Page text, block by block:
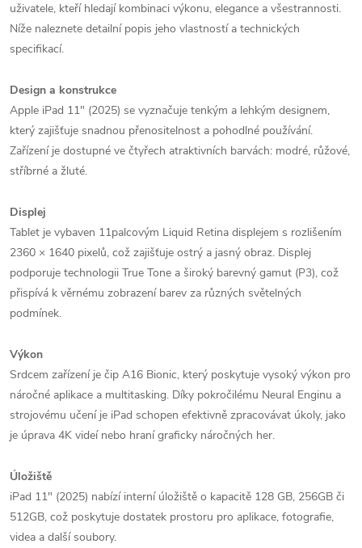
uživatele, kteří hledají kombinaci výkonu, elegance a všestrannosti.
Níže naleznete detailní popis jeho vlastností a technických
specifikací.​
Design a konstrukce
Apple iPad 11" (2025) se vyznačuje tenkým a lehkým designem,
který zajišťuje snadnou přenositelnost a pohodlné používání.
Zařízení je dostupné ve čtyřech atraktivních barvách: modré, růžové,
stříbrné a žluté.
Displej
Tablet je vybaven 11palcovým Liquid Retina displejem s rozlišením
2360 × 1640 pixelů, což zajišťuje ostrý a jasný obraz. Displej
podporuje technologii True Tone a široký barevný gamut (P3), což
přispívá k věrnému zobrazení barev za různých světelných
podmínek.
Výkon
Srdcem zařízení je čip A16 Bionic, který poskytuje vysoký výkon pro
náročné aplikace a multitasking. Díky pokročilému Neural Enginu a
strojovému učení je iPad schopen efektivně zpracovávat úkoly, jako
je úprava 4K videí nebo hraní graficky náročných her.
Úložiště
iPad 11" (2025) nabízí interní úložiště o kapacitě 128 GB, 256GB či
512GB, což poskytuje dostatek prostoru pro aplikace, fotografie,
videa a další soubory.